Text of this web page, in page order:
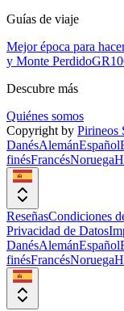
Guías de viaje
Mejor época para
y Monte PerdidoGR10
Descubre más
Quiénes somos
Copyright by Pirineos
DanésAlemánEspañol
finésFrancésNoruega
ReseñasCondiciones
Privacidad de Datos
DanésAlemánEspañol
finésFrancésNoruega